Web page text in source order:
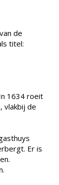
de
titel:
1634 roeit
vlakbij de
Er is